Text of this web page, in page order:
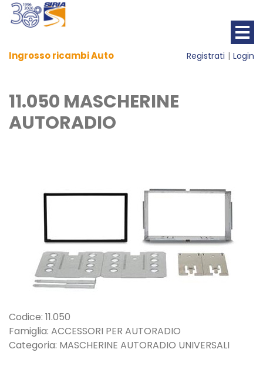
Ingrosso ricambi Auto Registrati Login
11.050 MASCHERINE
AUTORADIO
Codice: 11.050
Famiglia: ACCESSORI PER AUTORADIO
Categoria: MASCHERINE AUTORADIO UNIVERSALI